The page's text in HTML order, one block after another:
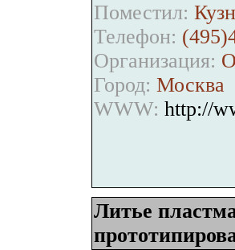
Поместил:
Телефон:
Организация:
Город: Москва
WWW: http://
Литье